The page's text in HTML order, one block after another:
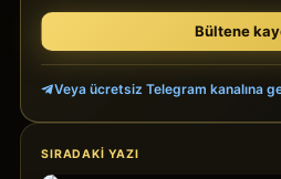
Bültene
Veya ücretsiz Telegram kanalına
SIRADAKI YAZI